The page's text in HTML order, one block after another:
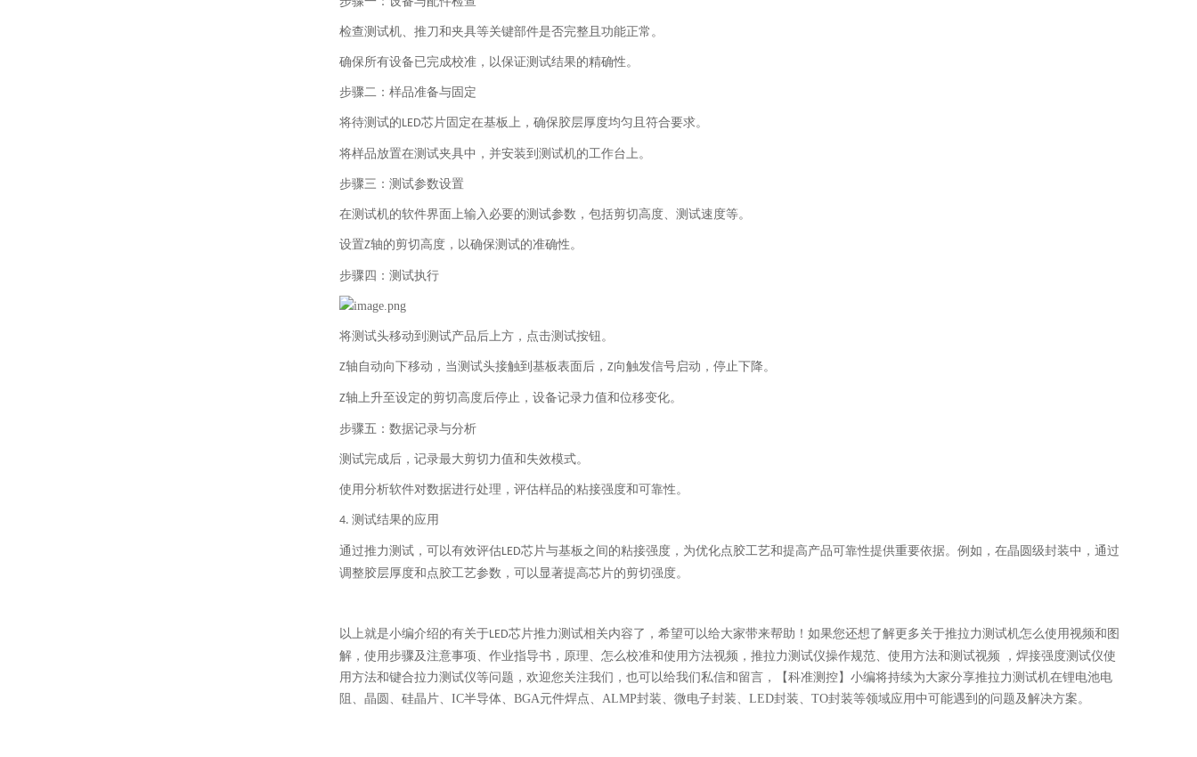
检查测试机、推刀和夹具等关键部件是否完整且功能正常。
确保所有设备已完成校准，以保证测试结果的精确性。
步骤二：样品准备与固定
将待测试的LED芯片固定在基板上，确保胶层厚度均匀且符合要求。
将样品放置在测试夹具中，并安装到测试机的工作台上。
步骤三：测试参数设置
在测试机的软件界面上输入必要的测试参数，包括剪切高度、测试速度等。
设置Z轴的剪切高度，以确保测试的准确性。
步骤四：测试执行
将测试头移动到测试产品后上方，点击测试按钮。
Z轴自动向下移动，当测试头接触到基板表面后， Z向触发信号启动，停止下降。
Z轴上升至设定的剪切高度后停止，设备记录力值和位移变化。
步骤五：数据记录与分析
测试完成后，记录最大剪切力值和失效模式。
使用分析软件对数据进行处理，评估样品的粘接强度和可靠性。
4. 测试结果的应用
通过推力测试，可以有效评估LED芯片与基板之间的粘接强度，为优化点胶工艺和提高产品可靠性提供重要依据。例如，在晶圆级封装中，通过
调整胶层厚度和点胶工艺参数，可以显著提高芯片的剪切强度。
以上就是小编介绍的有关于LED芯片推力测试相关内容了，希望可以给大家带来帮助！如果您还想了解更多关于推拉力测试机怎么使用视频和图
解，使用步骤及注意事项、作业指导书，原理、怎么校准和使用方法视频，推拉力测试仪操作规范、使用方法和测试视频 ，焊接强度测试仪使
用方法和键合拉力测试仪等问题，欢迎您关注我们，也可以给我们私信和留言，【科准测控】小编将持续为大家分享推拉力测试机在锂电池电
阻、晶圆、硅晶片、IC半导体、BGA元件焊点、ALMP封装、微电子封装、LED封装、TO封装等领域应用中可能遇到的问题及解决方案。